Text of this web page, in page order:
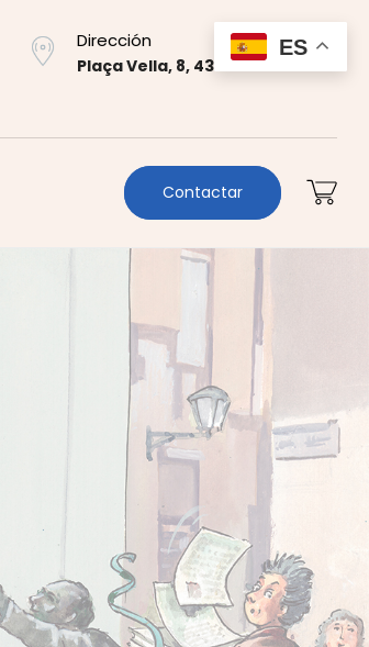
Dirección
Plaça Vella, 8, 43700 El Vendrell
Contactar
ES